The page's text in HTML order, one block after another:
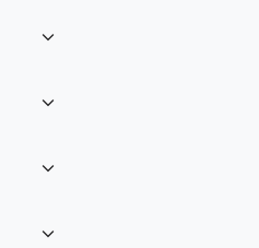
expand_more
expand_more
expand_more
expand_more